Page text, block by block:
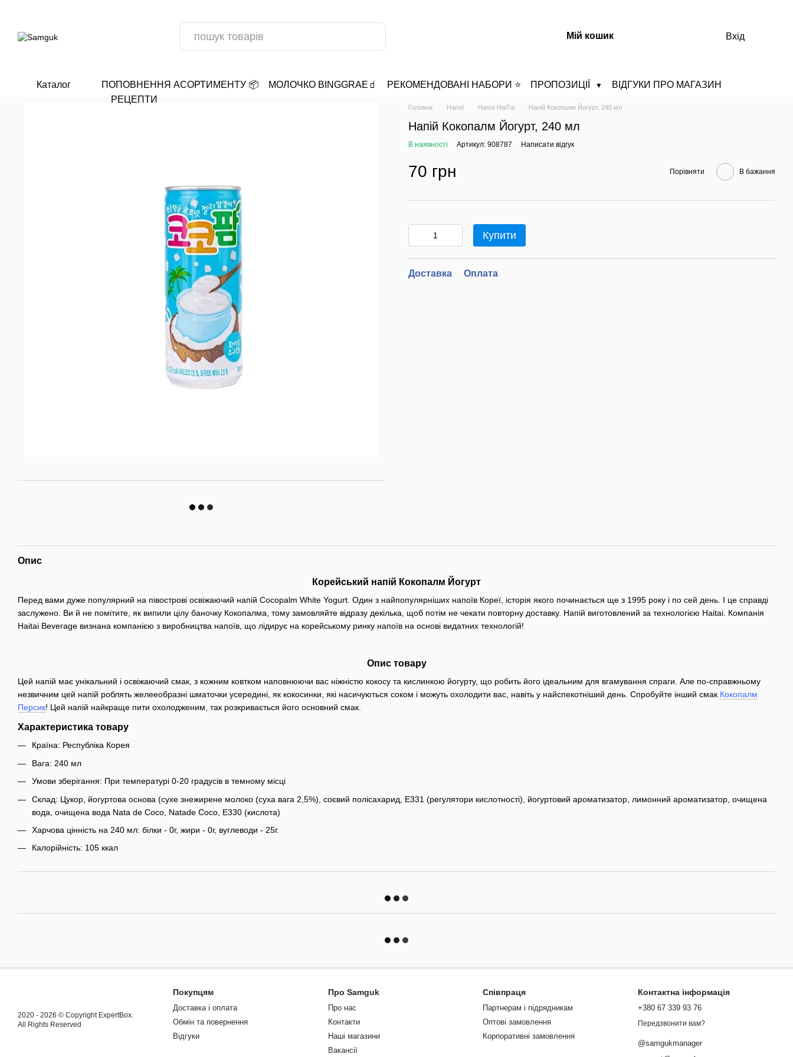
Мій кошик Вхід
Каталог ПОПОВНЕННЯ АСОРТИМЕНТУ 📦 МОЛОЧКО BINGGRAE🧃 РЕКОМЕНДОВАНІ НАБОРИ ⭐️ ПРОПОЗИЦІЇ ▼
ВІДГУКИ ПРО МАГАЗИН
РЕЦЕПТИ
Головна Напої Напої HaiTai Напій Кокопалм Йогурт, 240 мл
Напій Кокопалм Йогурт, 240 мл
В наявності Артикул: 908787 Написати відгук
70 грн Порівняти В бажання
Купити
Доставка Оплата
Опис
Корейський напій Кокопалм Йогурт
Перед вами дуже популярний на півострові освіжаючий напій Cocopalm White Yogurt. Один з найпопулярніших напоїв Кореї, історія якого починається ще з 1995 року і по сей день. І це справді
заслужено. Ви й не помітите, як випили цілу баночку Кокопалма, тому замовляйте відразу декілька, щоб потім не чекати повторну доставку. Напій виготовлений за технологією Haitai. Компанія
Haitai Beverage визнана компанією з виробництва напоїв, що лідирує на корейському ринку напоїв на основі видатних технологій!
Опис товару
Цей напій має унікальний і освіжаючий смак, з кожним ковтком наповнюючи вас ніжністю кокосу та кислинкою йогурту, що робить його ідеальним для вгамування спраги. Але по-справжньому
незвичним цей напій роблять желееобразні шматочки усередині, як кокосинки, які насичуються соком і можуть охолодити вас, навіть у найспекотніший день. Спробуйте інший смак Кокопалм
Персик! Цей напій найкраще пити охолодженим, так розкривається його основний смак.
Характеристика товару
Країна: Республіка Корея
Вага: 240 мл
Умови зберігання: При температурі 0-20 градусів в темному місці
Склад: Цукор, йогуртова основа (сухе знежирене молоко (суха вага 2,5%), соєвий полісахарид, E331 (регулятори кислотності), йогуртовий ароматизатор, лимонний ароматизатор, очищена
вода, очищена вода Nata de Coco, Natade Coco, E330 (кислота)
Харчова цінність на 240 мл: білки - 0г, жири - 0г, вуглеводи - 25г.
Калорійність: 105 ккал
2020 - 2026 © Copyright ExpertBox.
All Rights Reserved
Покупцям
Доставка і оплата
Обмін та повернення
Відгуки
Про Samguk
Про нас
Контакти
Наші магазини
Вакансії
Співпраця
Партнерам і підрядникам
Оптові замовлення
Корпоративні замовлення
Контактна інформація
+380 67 339 93 76
Передзвонити вам?
@samgukmanager